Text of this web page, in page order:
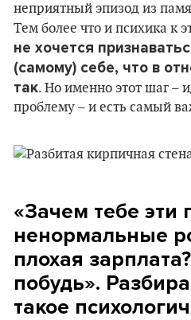
неприятный эпизод из
Тем более что и психика к
не хочется
(самому) себе, что в
так. Но именно этот шаг –
проблему – и есть самый
«Зачем тебе эти
ненормальные
плохая
побудь».
такое